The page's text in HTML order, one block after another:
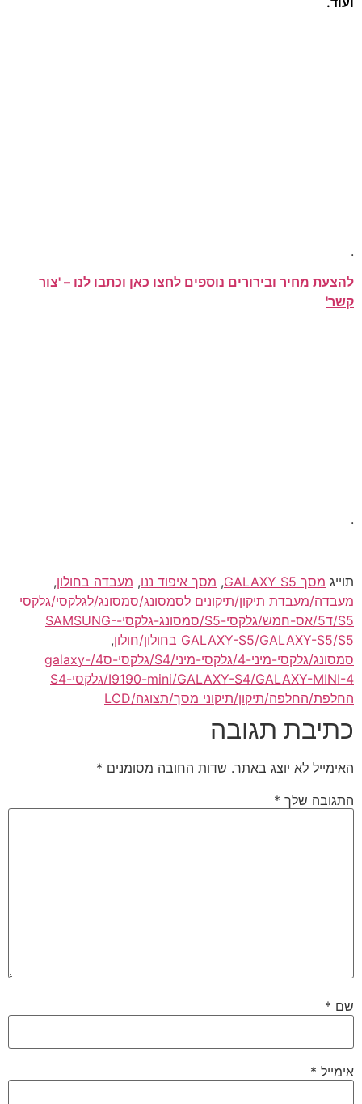
.
להצעת מחיר ובירורים נוספים לחצו כאן וכתבו לנו – 'צור
קשר'
.
תוייג מסך GALAXY S5 , מסך איפוד ננו, מעבדה בחולון,
מעבדה/מעבדת תיקון/תיקונים לסמסונג/סמסונג/לגלקסי/גלקסי
S5/ד5/אס-חמש/גלקסי-S5/סמסונג-גלקסי-SAMSUNG-
GALAXY-S5/GALAXY-S5/S5 בחולון/חולון
,
סמסונג/גלקסי-מיני-4/גלקסי-מיני/S4/גלקסי-ס4/galaxy-
I9190-mini/GALAXY-S4/GALAXY-MINI-4/גלקסי-S4
החלפת/החלפה/תיקון/תיקוני מסך/תצוגה/LCD
כתיבת תגובה
האימייל לא יוצג באתר. שדות החובה מסומנים *
התגובה שלך *
שם *
אימייל *